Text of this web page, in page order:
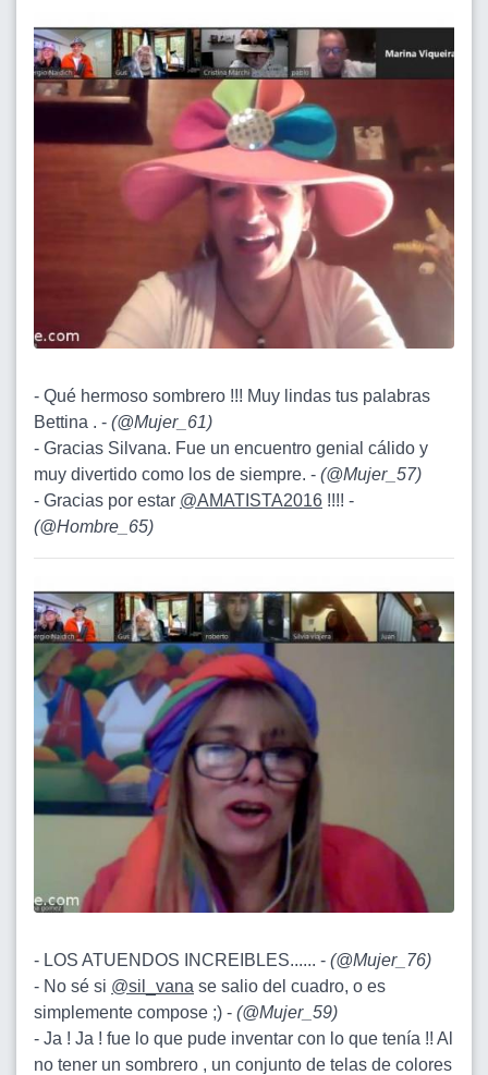
- Qué hermoso sombrero !!! Muy lindas tus palabras
Bettina . - (@Mujer_61)
- Gracias Silvana. Fue un encuentro genial cálido y
muy divertido como los de siempre. - (@Mujer_57)
- Gracias por estar @AMATISTA2016 !!!! -
(@Hombre_65)
- LOS ATUENDOS INCREIBLES...... - (@Mujer_76)
- No sé si @sil_vana se salio del cuadro, o es
simplemente compose ;) - (@Mujer_59)
- Ja ! Ja ! fue lo que pude inventar con lo que tenía !! Al
no tener un sombrero , un conjunto de telas de colores